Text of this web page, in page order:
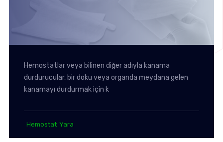
Hemostatlar veya bilinen diğer adıyla kanama
durdurucular, bir doku veya organda meydana gelen
kanamayı durdurmak için k
Hemostat Yara